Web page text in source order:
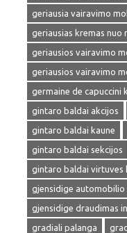
geriausia vairavimo
geriausias kremas nuo
geriausios vairavimo
geriausios vairavimo
germaine de capuccini
gintaro baldai akcijos
gintaro baldai kaune
gintaro baldai sekcijos
gintaro baldai virtuves
gjensidige automobilio
gjensidige draudimas
gradiali palanga